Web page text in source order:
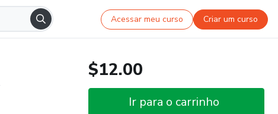
Acessar meu curso Criar um curso
$12.00
Ir para o carrinho